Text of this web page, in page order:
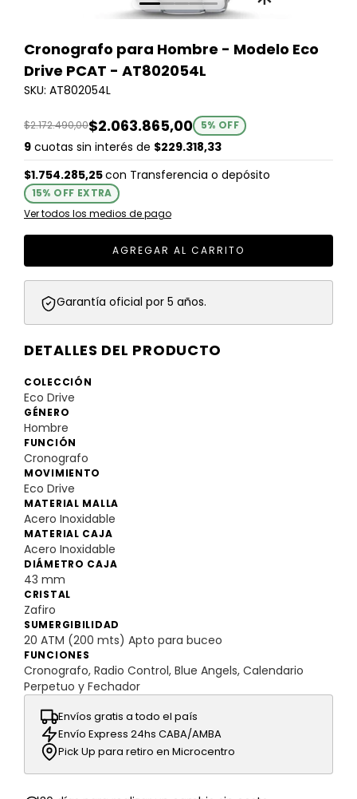
Cronografo para Hombre - Modelo Eco
Drive PCAT - AT802054L
SKU: AT802054L
$2.172.490,00$2.063.865,00 5% OFF
9 cuotas sin interés de $229.318,33
$1.754.285,25con Transferencia o depósito
15% OFF EXTRA
Ver todos los medios de pago
Garantía oficial por 5 años.
DETALLES DEL PRODUCTO
COLECCIÓN
Eco Drive
GÉNERO
Hombre
FUNCIÓN
Cronografo
MOVIMIENTO
Eco Drive
MATERIAL MALLA
Acero Inoxidable
MATERIAL CAJA
Acero Inoxidable
DIÁMETRO CAJA
43 mm
CRISTAL
Zafiro
SUMERGIBILIDAD
20 ATM (200 mts) Apto para buceo
FUNCIONES
Cronografo, Radio Control, Blue Angels, Calendario
Perpetuo y Fechador
Envíos gratis a todo el país
Envío Express 24hs CABA/AMBA
Pick Up para retiro en Microcentro